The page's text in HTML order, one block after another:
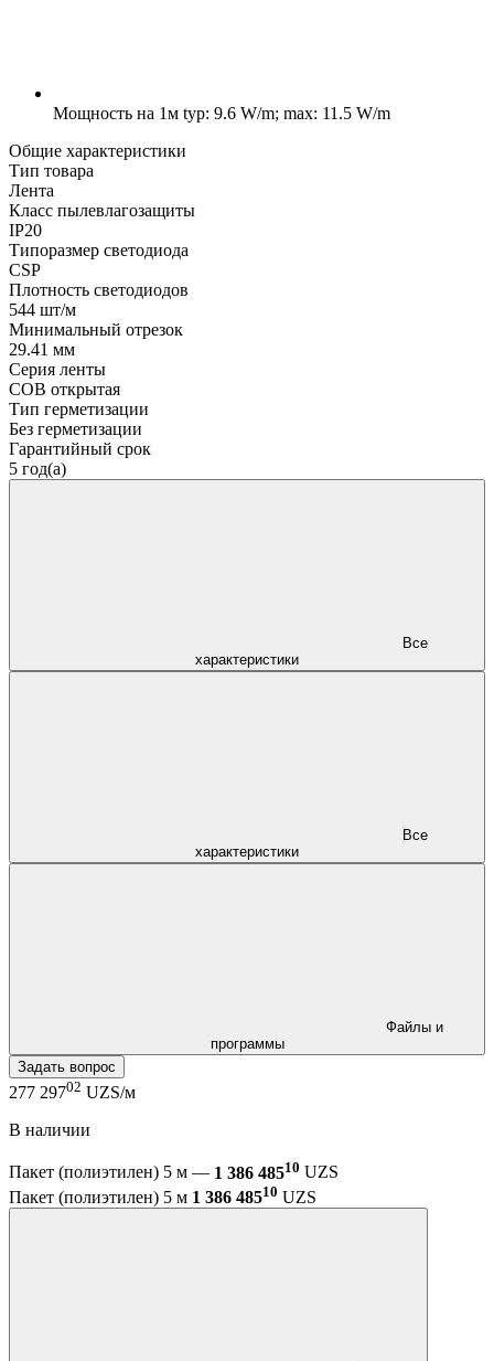
Мощность на 1м typ: 9.6 W/m; max: 11.5 W/m
Общие характеристики
Тип товара
Лента
Класс пылевлагозащиты
IP20
Типоразмер светодиода
CSP
Плотность светодиодов
544 шт/м
Минимальный отрезок
29.41 мм
Серия ленты
COB открытая
Тип герметизации
Без герметизации
Гарантийный срок
5 год(а)
характеристики
характеристики
программы
Задать вопрос
277 29702 UZS/м
В наличии
Пакет (полиэтилен) 5 м — 1 386 48510 UZS
Пакет (полиэтилен) 5 м 1 386 48510 UZS